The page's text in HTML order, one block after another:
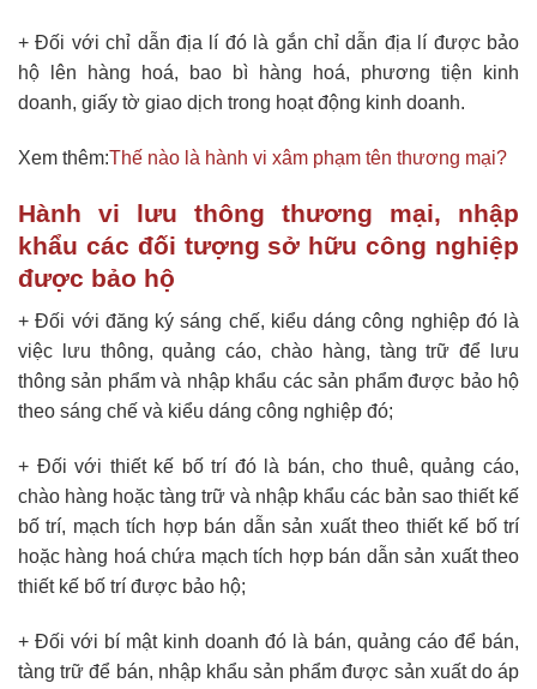
+ Đối với chỉ dẫn địa lí đó là gắn chỉ dẫn địa lí được bảo
hộ lên hàng hoá, bao bì hàng hoá, phương tiện kinh
doanh, giấy tờ giao dịch trong hoạt động kinh doanh.
Xem thêm:Thế nào là hành vi xâm phạm tên thương mại?
Hành vi lưu thông thương mại, nhập
khẩu các đối tượng sở hữu công nghiệp
được bảo hộ
+ Đối với đăng ký sáng chế, kiểu dáng công nghiệp đó là
việc lưu thông, quảng cáo, chào hàng, tàng trữ để lưu
thông sản phẩm và nhập khẩu các sản phẩm được bảo hộ
theo sáng chế và kiểu dáng công nghiệp đó;
+ Đối với thiết kế bố trí đó là bán, cho thuê, quảng cáo,
chào hàng hoặc tàng trữ và nhập khẩu các bản sao thiết kế
bố trí, mạch tích hợp bán dẫn sản xuất theo thiết kế bố trí
hoặc hàng hoá chứa mạch tích hợp bán dẫn sản xuất theo
thiết kế bố trí được bảo hộ;
+ Đối với bí mật kinh doanh đó là bán, quảng cáo để bán,
tàng trữ để bán, nhập khẩu sản phẩm được sản xuất do áp